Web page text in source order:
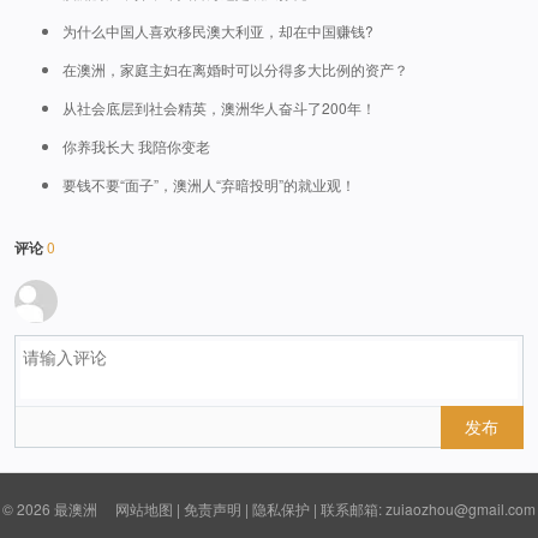
为什么中国人喜欢移民澳大利亚，却在中国赚钱?
在澳洲，家庭主妇在离婚时可以分得多大比例的资产？
从社会底层到社会精英，澳洲华人奋斗了200年！
你养我长大 我陪你变老
要钱不要“面子”，澳洲人“弃暗投明”的就业观！
评论0
发布
© 2026 最澳洲 网站地图 | 免责声明 | 隐私保护 | 联系邮箱: zuiaozhou@gmail.com